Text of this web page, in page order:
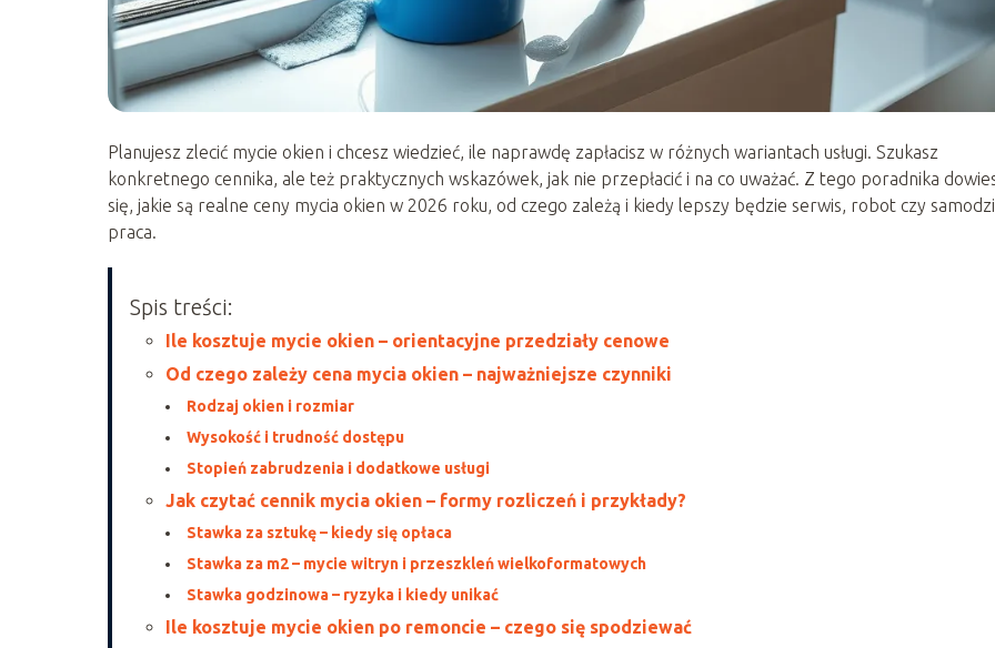
Planujesz zlecić mycie okien i chcesz wiedzieć, ile naprawdę zapłacisz w różnych wariantach usługi. Szukasz
konkretnego cennika, ale też praktycznych wskazówek, jak nie przepłacić i na co uważać. Z tego poradnika
się, jakie są realne ceny mycia okien w 2026 roku, od czego zależą i kiedy lepszy będzie serwis, robot czy
praca.
Spis treści:
Ile kosztuje mycie okien – orientacyjne przedziały cenowe
Od czego zależy cena mycia okien – najważniejsze czynniki
Rodzaj okien i rozmiar
Wysokość i trudność dostępu
Stopień zabrudzenia i dodatkowe usługi
Jak czytać cennik mycia okien – formy rozliczeń i przykłady?
Stawka za sztukę – kiedy się opłaca
Stawka za m2 – mycie witryn i przeszkleń wielkoformatowych
Stawka godzinowa – ryzyka i kiedy unikać
Ile kosztuje mycie okien po remoncie – czego się spodziewać